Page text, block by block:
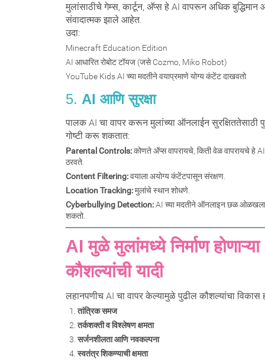
मुलांसाठीचे गेम्स, कार्टून, अ‍ॅप्स हे AI वापरून अधिक बुद्धिमान
संवादात्मक झाले आहेत.
उदा:
Minecraft Education Edition
AI आधारित रोबोट टॉयज (जसे Cozmo, Miko Robot)
YouTube Kids AI च्या मदतीने वयाप्रमाणे योग्य कंटेंट दाखवतो
5. AI आणि सुरक्षा
पालक AI चा वापर करून मुलांच्या ऑनलाईन सुरक्षिततेसाठी
गोष्टी करू शकतात:
Parental Controls:कोणते अ‍ॅप्स वापरायचे, किती वेळ वापरायचे हे AI
ठरवते.
Content Filtering:वयाला अयोग्य कंटेंटपासून संरक्षण.
Location Tracking:मुलांचे स्थान शोधणे.
Cyberbullying Detection:AI च्या मदतीने ऑनलाइन छळ
शकतो.
AI मुळे मुलांमध्ये निर्माण होणाऱ्या
कौशल्यांची यादी
लहानपणीच AI चा वापर केल्यामुळे पुढील कौशल्यांचा विकास
तांत्रिक समज
तर्कशक्ती व विश्लेषण क्षमता
सर्जनशीलता आणि नवकल्पना
स्वतंत्र शिकण्याची क्षमता